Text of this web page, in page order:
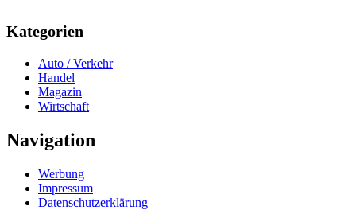
Kategorien
Auto / Verkehr
Handel
Magazin
Wirtschaft
Navigation
Werbung
Impressum
Datenschutzerklärung